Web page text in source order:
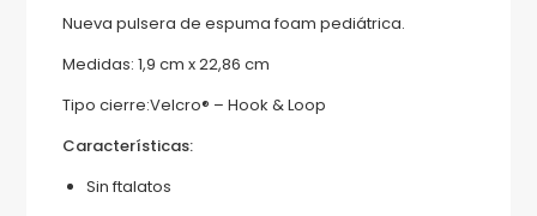
Nueva pulsera de espuma foam pediátrica.
Medidas: 1,9 cm x 22,86 cm
Tipo cierre:Velcro® – Hook & Loop
Características:
Sin ftalatos